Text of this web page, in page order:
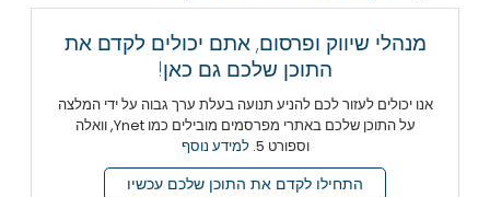
מנהלי שיווק ופרסום, אתם יכולים לקדם את
התוכן שלכם גם כאן!
אנו יכולים לעזור לכם להניע תנועה בעלת ערך גבוה על ידי המלצה
על התוכן שלכם באתרי מפרסמים מובילים כמו Ynet, וואלה
וספורט 5.
למידע נוסף
התחילו לקדם את התוכן שלכם עכשיו